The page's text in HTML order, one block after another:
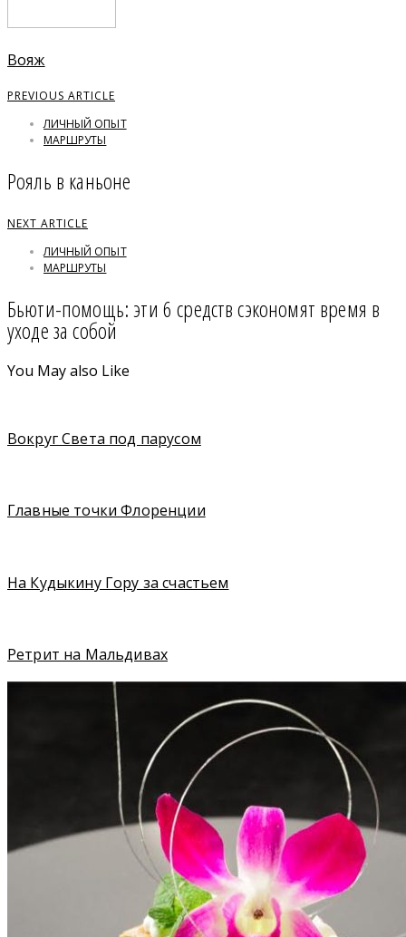
Вояж
PREVIOUS ARTICLE
ЛИЧНЫЙ ОПЫТ
МАРШРУТЫ
Рояль в каньоне
NEXT ARTICLE
ЛИЧНЫЙ ОПЫТ
МАРШРУТЫ
Бьюти-помощь: эти 6 средств сэкономят время в
уходе за собой
You May also Like
Вокруг Света под парусом
Главные точки Флоренции
На Кудыкину Гору за счастьем
Ретрит на Мальдивах